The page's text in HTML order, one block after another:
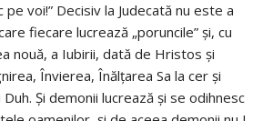
pe voi!” Decisiv la Judecată nu este a
fiecare lucrează „poruncile” şi, cu
nouă, a Iubirii, dată de Hristos şi
Învierea, Înălţarea Sa la cer şi
Și demonii lucrează şi se odihnesc